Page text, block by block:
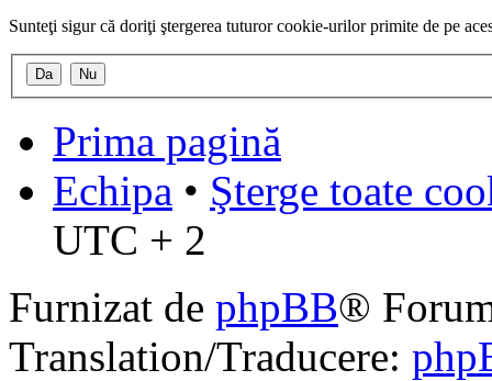
Sunteţi sigur că doriţi ştergerea tuturor cookie-urilor primite de pe
Prima pagină
Echipa • Şterge toate
UTC + 2
Furnizat de phpBB®
Translation/Traducere: